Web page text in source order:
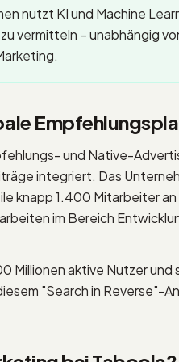
nutzt KI und Machine
vermitteln – unabhängig
und Native-
integriert. Das
knapp 1.400 Mitarbeiter
im Bereich
aktive Nutzer und
"Search in Reverse"-